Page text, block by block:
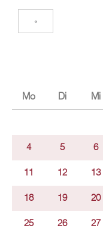
«
Mo Di Mi
4 5 6
11 12 13
18 19 20
25 26 27